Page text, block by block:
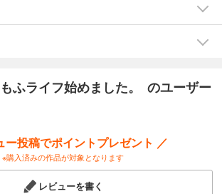
ふライフ始めました。 のユーザー
ー投稿でポイントプレゼント ／
※購入済みの作品が対象となります
レビューを書く